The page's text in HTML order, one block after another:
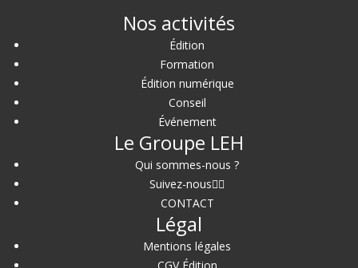
Nos activités
Édition
Formation
Édition numérique
Conseil
Événement
Le Groupe LEH
Qui sommes-nous ?
Suivez-nous
CONTACT
Légal
Mentions légales